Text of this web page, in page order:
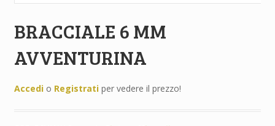
BRACCIALE 6 MM
AVVENTURINA
Accedio Registratiper vedere il prezzo!